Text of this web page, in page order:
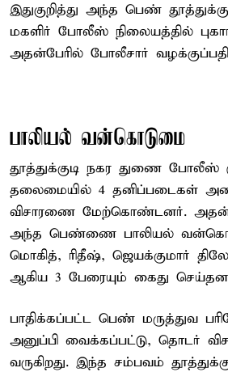
இதுகுறித்து அந்த பெண்
மகளிர் போலீஸ் நிலையத்தில்
அதன்பேரில் போலீசார்
பாலியல் வன்கொடுமை
தூத்துக்குடி நகர துணை போலீஸ்
தலைமையில் 4 தனிப்படைகள்
விசாரணை மேற்கொண்டனர். அதன்
அந்த பெண்ணை பாலியல்
மொகித், ரிதீஷ், ஜெயக்குமார்
ஆகிய 3 பேரையும் கைது
பாதிக்கப்பட்ட பெண் மருத்துவ
அனுப்பி வைக்கப்பட்டு, தொடர்
வருகிறது. இந்த சம்பவம்